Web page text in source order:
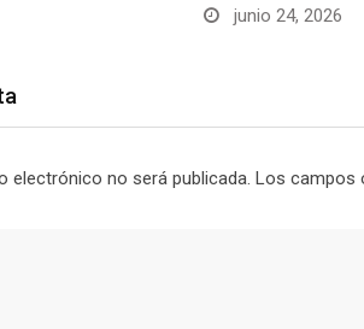
junio 24, 2026
electrónico no será publicada. Los campos